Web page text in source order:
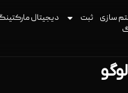
سازی ثبت دیجیتال